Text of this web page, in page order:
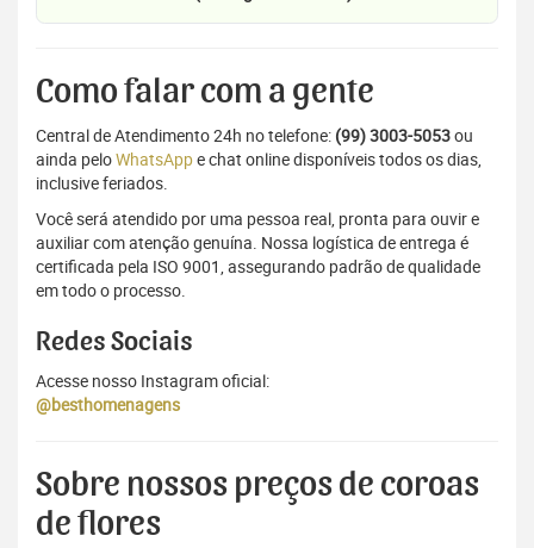
Como falar com a gente
Central de Atendimento 24h no telefone: (99) 3003-5053ou
ainda peloWhatsAppe chat online disponíveis todos os dias,
inclusive feriados.
Você será atendido por uma pessoa real, pronta para ouvir e
auxiliar com atenção genuína. Nossa logística de entrega é
certificada pela ISO 9001, assegurando padrão de qualidade
em todo o processo.
Redes Sociais
Acesse nosso Instagram oficial:
@besthomenagens
Sobre nossos preços de coroas
de flores